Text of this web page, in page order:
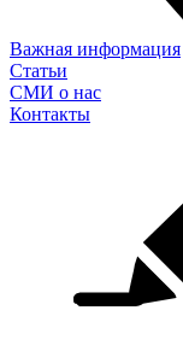
Важная информация
Статьи
СМИ о нас
Контакты